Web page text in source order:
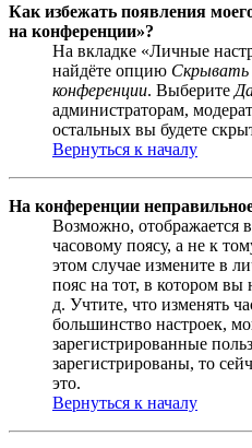
Как избежать появления
на конференции»?
На вкладке «Личные
найдёте опцию Скрывать
конференции. Выберите
администраторам,
остальных вы будете
Вернуться к началу
На конференции
Возможно, отображается
часовому поясу, а не к
этом случае измените в
пояс на тот, в котором вы
д. Учтите, что изменять
большинство настроек,
зарегистрированные
зарегистрированы, то
это.
Вернуться к началу